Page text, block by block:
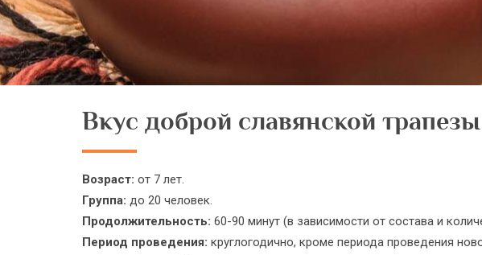
Вкус доброй славянской трапезы
Возраст: от 7 лет.
Группа: до 20 человек.
Продолжительность: 60-90 минут (в зависимости от состава и
Период проведения: круглогодично, кроме периода проведения